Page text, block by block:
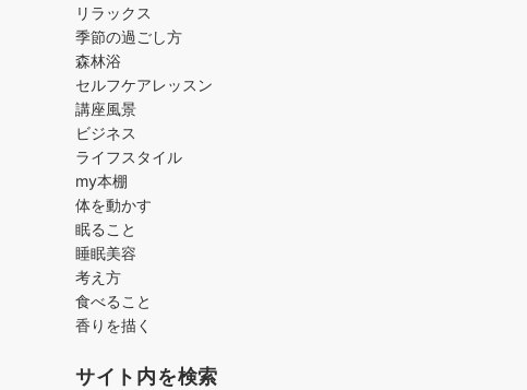
リラックス
季節の過ごし方
森林浴
セルフケアレッスン
講座風景
ビジネス
ライフスタイル
my本棚
体を動かす
眠ること
睡眠美容
考え方
食べること
香りを描く
サイト内を検索